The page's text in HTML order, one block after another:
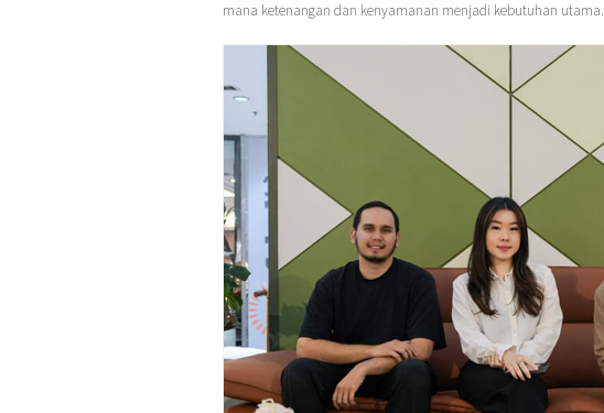
mana ketenangan dan kenyamanan menjadi kebutuhan utama.